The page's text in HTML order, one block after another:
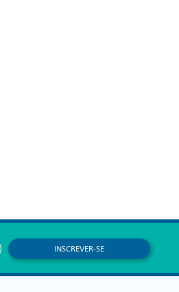
INSCREVER-SE